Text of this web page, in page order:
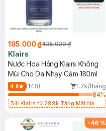
195.000 ₫435.000 ₫
Klairs
Nước Hoa Hồng Klairs Không
Mùi Cho Da Nhạy Cảm 180ml
4.8 (148)
1.7k/tháng
84%
Bill Klairs từ 299k Tặng Mặt Nạ
25ml (SL Có Hạn)
-46 %